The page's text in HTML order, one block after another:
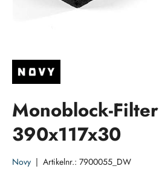
Monoblock-Filter
390x117x30
Novy | Artikelnr.: 7900055_DW